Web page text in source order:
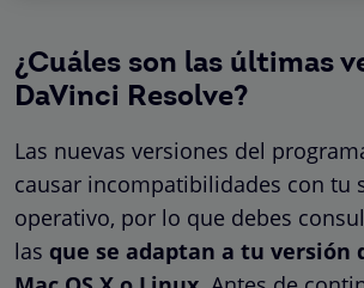
¿Cuáles son las últimas
DaVinci Resolve?
Las nuevas versiones del
causar incompatibilidades con tu
operativo, por lo que debes
las que se adaptan a tu versión